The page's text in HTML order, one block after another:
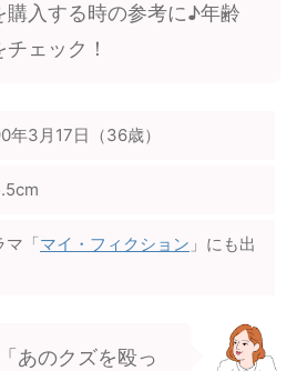
購入する時の参考に♪年齢
ェック！
年3月17日（36歳）
マ「マイ・フィクション 」にも出
あのクズを殴っ